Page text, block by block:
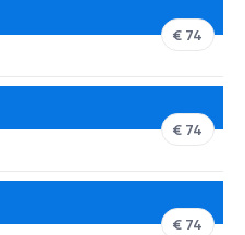
€ 74
€ 74
€ 74